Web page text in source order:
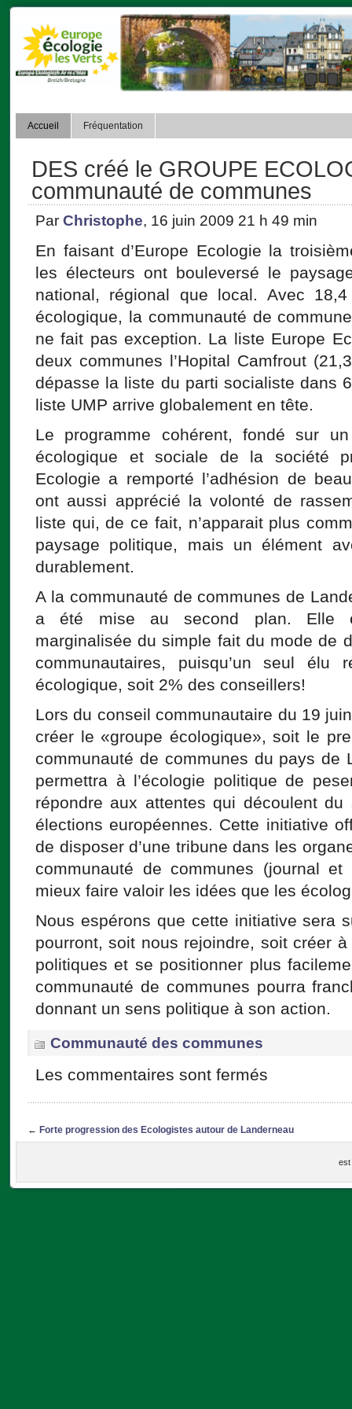
Accueil Fréquentation
DES créé le GROUPE
communauté de communes
Par Christophe, 16 juin 2009 21 h 49 min
En faisant d’Europe Ecologie la
les électeurs ont bouleversé le
national, régional que local. Avec
écologique, la communauté de
ne fait pas exception. La liste Europe
deux communes l’Hopital Camfrout
dépasse la liste du parti socialiste dans
liste UMP arrive globalement en tête.
Le programme cohérent, fondé sur
écologique et sociale de la société
Ecologie a remporté l’adhésion de
ont aussi apprécié la volonté de
liste qui, de ce fait, n’apparait plus
paysage politique, mais un élément
durablement.
A la communauté de communes de
a été mise au second plan. Elle
marginalisée du simple fait du mode de
communautaires, puisqu’un seul élu
écologique, soit 2% des conseillers!
Lors du conseil communautaire du 19
créer le «groupe écologique», soit le
communauté de communes du pays de
permettra à l’écologie politique de
répondre aux attentes qui découlent
élections européennes. Cette initiative
de disposer d’une tribune dans les
communauté de communes (journal
mieux faire valoir les idées que les
Nous espérons que cette initiative sera
pourront, soit nous rejoindre, soit créer
politiques et se positionner plus
communauté de communes pourra
donnant un sens politique à son action.
Communauté des communes
Les commentaires sont fermés
← Forte progression des Ecologistes autour de Landerneau